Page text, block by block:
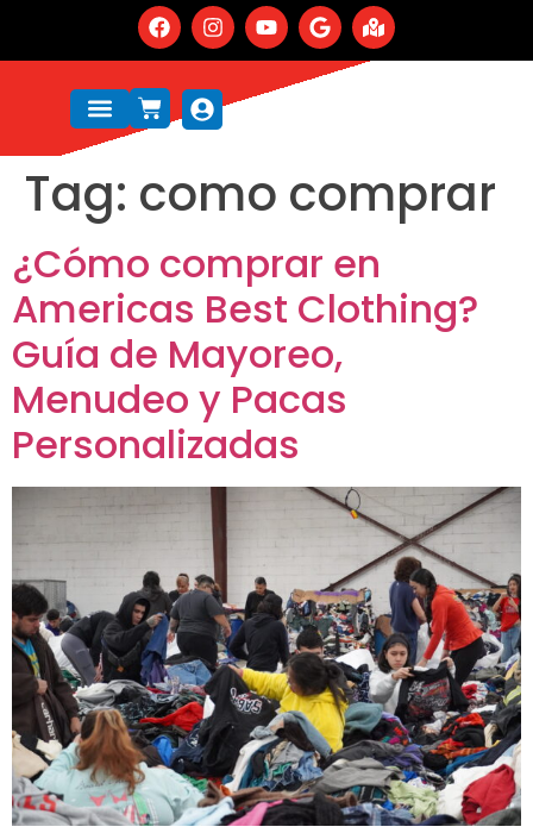
Tag: como comprar
¿Cómo comprar en
Americas Best Clothing?
Guía de Mayoreo,
Menudeo y Pacas
Personalizadas